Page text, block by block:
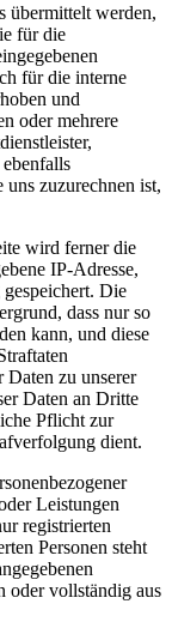
übermittelt werden,
für die
für die interne
und
oder mehrere
zuzurechnen ist,
wird ferner die
IP-Adresse,
Die
dass nur so
kann, und diese
Daten zu unserer
Daten an Dritte
Pflicht zur
dient.
Leistungen
registrierten
Personen steht
oder vollständig aus